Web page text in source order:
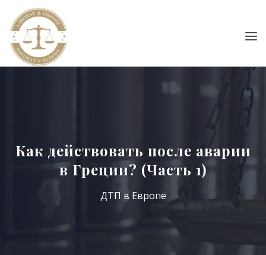
Как действовать после аварии
в Греции? (Часть 1)
ДТП в Европе